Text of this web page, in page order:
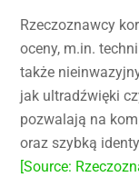
Rzeczoznawcy
oceny, m.in.
także
jak ultradźwięki
pozwalają na
oraz szybką
[Source: